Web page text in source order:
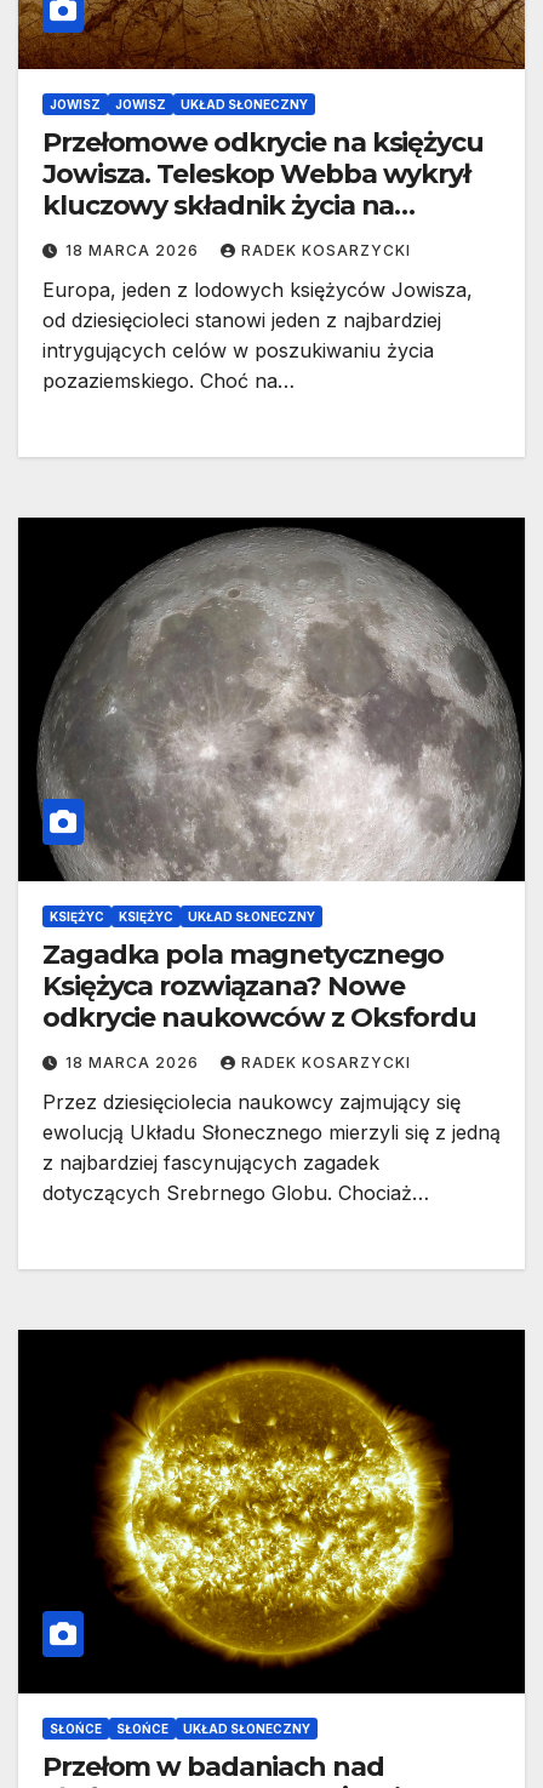
JOWISZ JOWISZ UKŁAD SŁONECZNY
Przełomowe odkrycie na księżycu
Jowisza. Teleskop Webba wykrył
kluczowy składnik życia na
Europie
18 MARCA 2026 RADEK KOSARZYCKI
Europa, jeden z lodowych księżyców Jowisza,
od dziesięcioleci stanowi jeden z najbardziej
intrygujących celów w poszukiwaniu życia
pozaziemskiego. Choć na…
KSIĘŻYC KSIĘŻYC UKŁAD SŁONECZNY
Zagadka pola magnetycznego
Księżyca rozwiązana? Nowe
odkrycie naukowców z Oksfordu
18 MARCA 2026 RADEK KOSARZYCKI
Przez dziesięciolecia naukowcy zajmujący się
ewolucją Układu Słonecznego mierzyli się z jedną
z najbardziej fascynujących zagadek
dotyczących Srebrnego Globu. Chociaż…
SŁOŃCE SŁOŃCE UKŁAD SŁONECZNY
Przełom w badaniach nad